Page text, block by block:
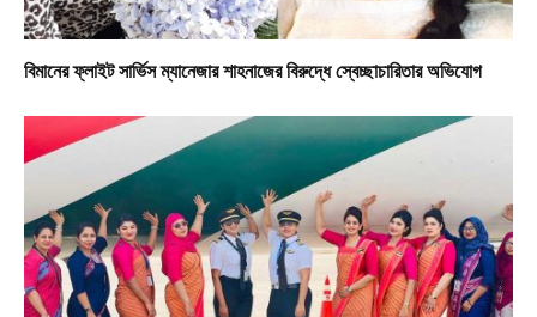
বিমানের ফ্লাইট সার্ভিস ম্যানেজার শাহনাজের বিরুদ্ধে স্বেচ্ছাচারিতার অভিযোগ